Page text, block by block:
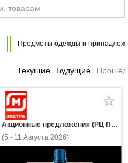
Предметы одежды и
Текущие Будущие
Акционные предложения (РЦ Пнз)
(5 - 11 Августа 2026)